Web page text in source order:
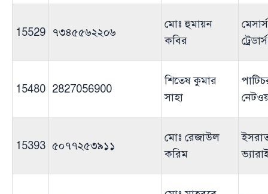
15529 ৭৩৪৫৫৬২২০৬
মোঃ হুমায়ন
কবির
ট্রেডার্স
15480 2827056900
শিতেষ কুমার
সাহা
15393 ৫০৭৭২৫৩৯১১
মোঃ রেজাউল
করিম